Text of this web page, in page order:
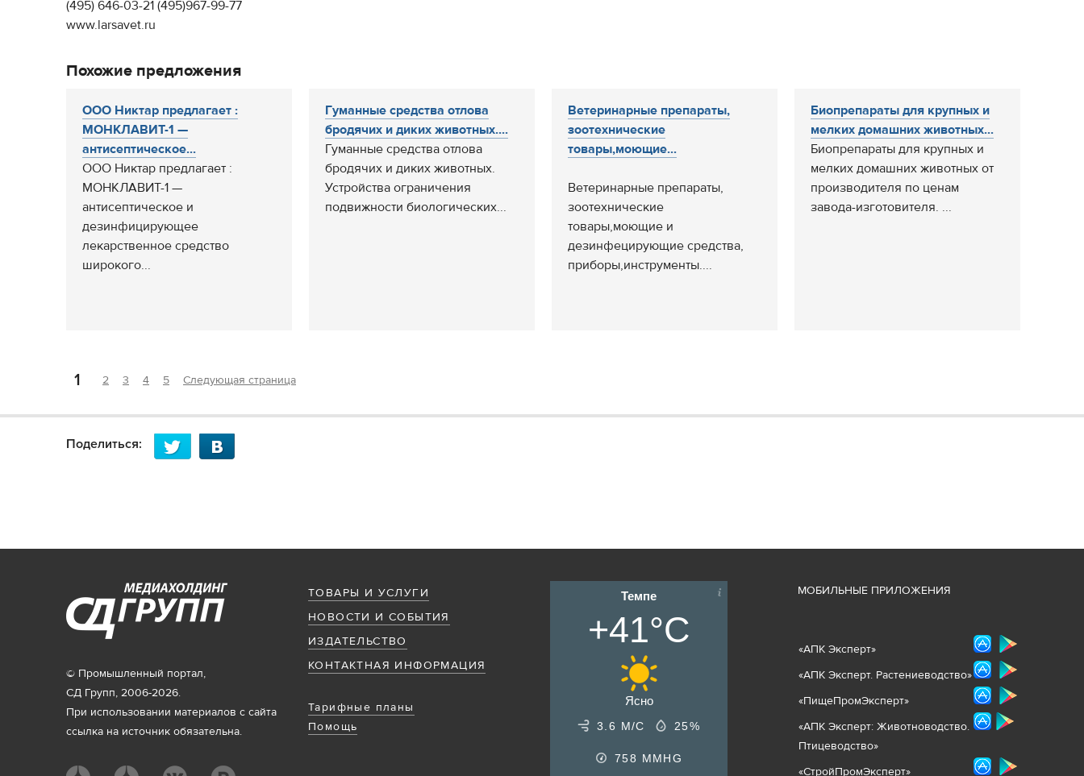
(495) 646-03-21 (495)967-99-77
www.larsavet.ru
Похожие предложения
ООО Никтар предлагает :
МОНКЛАВИТ-1 —
антисептическое...
ООО Никтар предлагает :
МОНКЛАВИТ-1 —
антисептическое и
дезинфицирующее
лекарственное средство
широкого...
Гуманные средства отлова
бродячих и диких животных....
Гуманные средства отлова
бродячих и диких животных.
Устройства ограничения
подвижности биологических...
Ветеринарные препараты,
зоотехнические
товары,моющие...
Ветеринарные препараты,
зоотехнические
товары,моющие и
дезинфецирующие средства,
приборы,инструменты....
Биопрепараты для крупных и
мелких домашних животных...
Биопрепараты для крупных и
мелких домашних животных от
производителя по ценам
завода-изготовителя. ...
1 2 3 4 5 Следующая страница
Поделиться:
ТОВАРЫ И УСЛУГИ
НОВОСТИ И СОБЫТИЯ
ИЗДАТЕЛЬСТВО
КОНТАКТНАЯ ИНФОРМАЦИЯ
Тарифные планы
Помощь
© Промышленный портал,
СД Групп, 2006-2026.
При использовании материалов с сайта
ссылка на источник обязательна.
Темпе
+41°C
Ясно
3.6 М/С 25%
758 MMHG
МОБИЛЬНЫЕ ПРИЛОЖЕНИЯ
«АПК Эксперт»
«АПК Эксперт. Растениеводство»
«ПищеПромЭксперт»
«АПК Эксперт: Животноводство.
Птицеводство»
«СтройПромЭксперт»